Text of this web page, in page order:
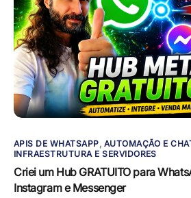
APIS DE WHATSAPP, AUTOMAÇÃO E
INFRAESTRUTURA E SERVIDORES
Criei um Hub GRATUITO para
Instagram e Messenger